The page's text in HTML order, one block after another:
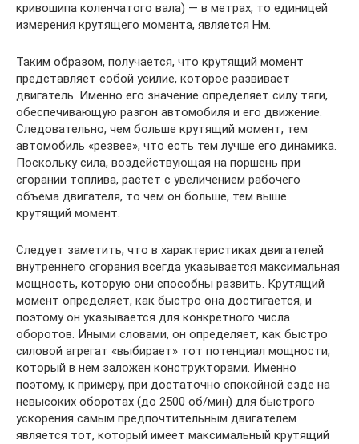
кривошипа коленчатого вала) — в метрах, то единицей
измерения крутящего момента, является Нм.
Таким образом, получается, что крутящий момент
представляет собой усилие, которое развивает
двигатель. Именно его значение определяет силу тяги,
обеспечивающую разгон автомобиля и его движение.
Следовательно, чем больше крутящий момент, тем
автомобиль «резвее», что есть тем лучше его динамика.
Поскольку сила, воздействующая на поршень при
сгорании топлива, растет с увеличением рабочего
объема двигателя, то чем он больше, тем выше
крутящий момент.
Следует заметить, что в характеристиках двигателей
внутреннего сгорания всегда указывается максимальная
мощность, которую они способны развить. Крутящий
момент определяет, как быстро она достигается, и
поэтому он указывается для конкретного числа
оборотов. Иными словами, он определяет, как быстро
силовой агрегат «выбирает» тот потенциал мощности,
который в нем заложен конструкторами. Именно
поэтому, к примеру, при достаточно спокойной езде на
невысоких оборотах (до 2500 об/мин) для быстрого
ускорения самым предпочтительным двигателем
является тот, который имеет максимальный крутящий